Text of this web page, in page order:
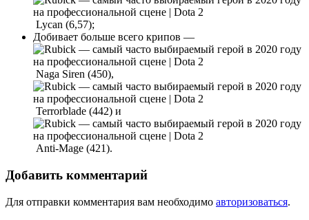
Lycan (6,57);
Добивает больше всего крипов —
Naga Siren (450),
Terrorblade (442) и
Anti-Mage (421).
Добавить комментарий
Для отправки комментария вам необходимо авторизоваться.